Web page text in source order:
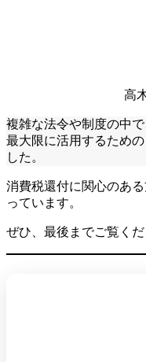
高
複雑な法令や制度の中
最大限に活用するため
した。
消費税還付に関心のあ
っています。
ぜひ、最後までご覧くだ